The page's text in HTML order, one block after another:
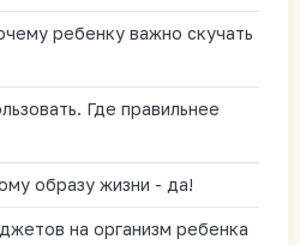
ребенку важно скучать
Где правильнее
образу жизни - да!
на организм ребенка